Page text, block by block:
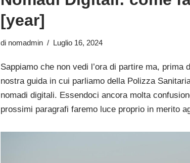
[year]
di nomadmin Luglio 16, 2024
Sappiamo che non vedi l’ora di partire ma, prima
nostra guida in cui parliamo della Polizza
nomadi digitali. Essendoci ancora molta
prossimi paragrafi faremo luce proprio in merito